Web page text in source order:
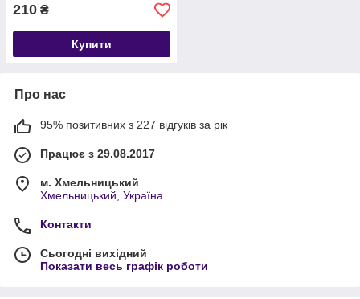
210 ₴
Купити
Про нас
95% позитивних з 227 відгуків за рік
Працює з 29.08.2017
м. Хмельницький
Хмельницький, Україна
Контакти
Сьогодні вихідний
Показати весь графік роботи